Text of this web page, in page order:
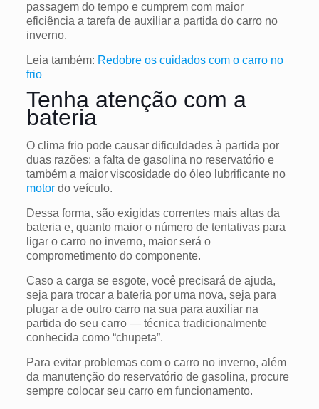
passagem do tempo e cumprem com maior
eficiência a tarefa de auxiliar a partida do carro no
inverno.
Leia também: Redobre os cuidados com o carro no
frio
Tenha atenção com a
bateria
O clima frio pode causar dificuldades à partida por
duas razões: a falta de gasolina no reservatório e
também a maior viscosidade do óleo lubrificante no
motordo veículo.
Dessa forma, são exigidas correntes mais altas da
bateria e, quanto maior o número de tentativas para
ligar o carro no inverno, maior será o
comprometimento do componente.
Caso a carga se esgote, você precisará de ajuda,
seja para trocar a bateria por uma nova, seja para
plugar a de outro carro na sua para auxiliar na
partida do seu carro — técnica tradicionalmente
conhecida como “chupeta”.
Para evitar problemas com o carro no inverno, além
da manutenção do reservatório de gasolina, procure
sempre colocar seu carro em funcionamento.